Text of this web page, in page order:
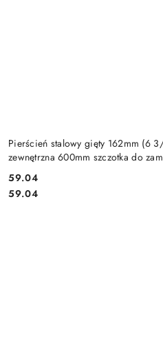
Pierścień stalowy gięty 162mm (6
zewnętrzna 600mm szczotka do
Cena:
59.04
Cena:
59.04